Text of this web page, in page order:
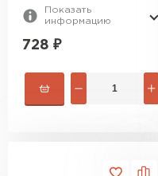
Показать
информацию
728 ₽